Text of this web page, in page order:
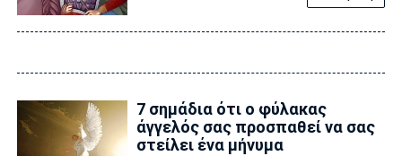
7 σημάδια ότι ο φύλακας
άγγελός σας προσπαθεί να σας
στείλει ένα μήνυμα